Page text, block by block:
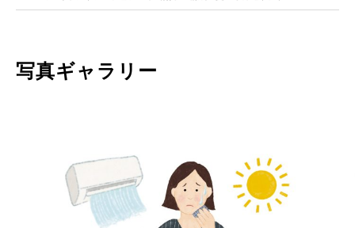
写真ギャラリー